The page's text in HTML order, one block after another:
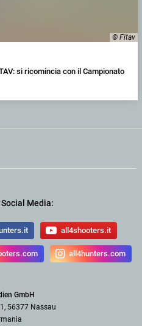
© Fitav
si ricomincia con il Campionato
Media:
all4shooters.it
all4hunters.com
GmbH
56377 Nassau